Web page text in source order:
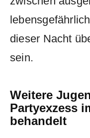
dieser Nacht
sein.
Weitere
Partyexzess
behandelt